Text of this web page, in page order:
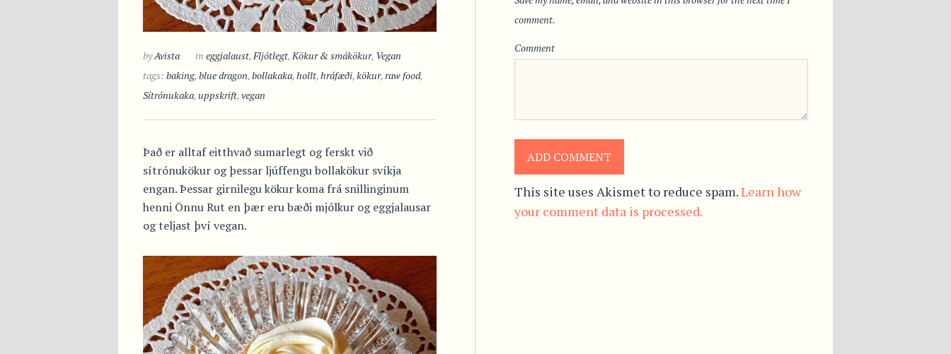
byAvista in eggjalaust,Fljótlegt,Kökur & smákökur, Vegan
tags: baking,blue dragon,bollakaka,hollt,hráfæði,kökur,raw food,
Sítrónukaka,uppskrift,vegan
Það er alltaf eitthvað sumarlegt og ferskt við
sítrónukökur og þessar ljúffengu bollakökur svíkja
engan. Þessar girnilegu kökur koma frá snillinginum
henni Önnu Rut en þær eru bæði mjólkur og eggjalausar
og teljast því vegan.
comment.
Comment
This site uses Akismet to reduce spam.Learn how
your comment data is processed.